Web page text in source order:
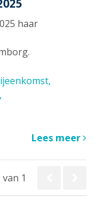
haar
Lees meer
1